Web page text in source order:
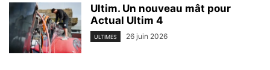
Ultim. Un nouveau mât pour
Actual Ultim 4
ULTIMES 26 juin 2026